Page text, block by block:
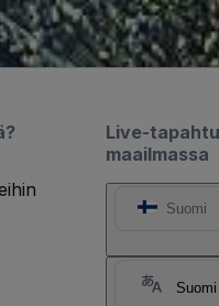
Live-
maailmassa
Suomi
Suomi